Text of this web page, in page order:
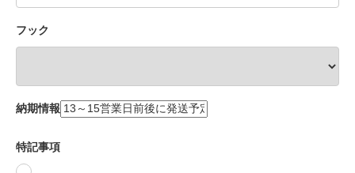
フック
納期情報
特記事項